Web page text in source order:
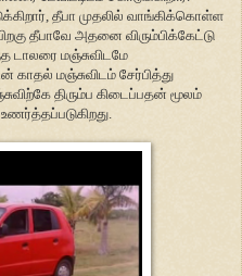
தீபா முதலில் வாங்கிக்கொள்ள
தீபாவே அதனை விரும்பிக்கேட்டு
டாலரை மஞ்சுவிடமே
காதல் மஞ்சுவிடம் சேர்பித்து
திரும்ப கிடைப்பதன் மூலம்